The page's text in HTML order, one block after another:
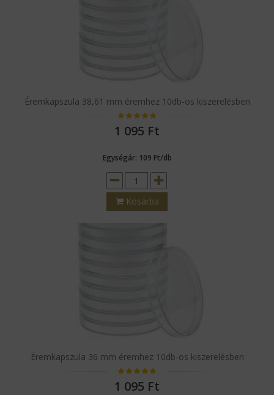
Éremkapszula 38,61 mm éremhez 10db-os kiszerelésben
1 095 Ft
Egységár: 109 Ft/db
Kosárba
Éremkapszula 36 mm éremhez 10db-os kiszerelésben
1 095 Ft